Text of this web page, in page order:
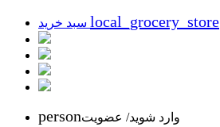
local_grocery_store
personوارد شوید/ عضویت